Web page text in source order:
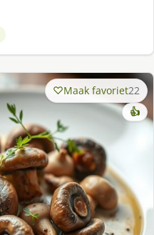
Maak favoriet22
👍